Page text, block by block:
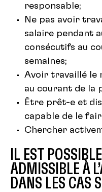
responsable;
Ne pas avoir
salaire pendant
consécutifs au
semaines;
Avoir travaillé le
au courant de la
Être prêt-e et
capable de le
Chercher
IL EST
ADMISSIBLE À
DANS LES CAS